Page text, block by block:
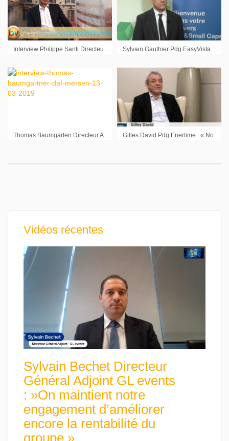
Interview Philippe Santi Directeur Général Délégué Interparfums : « Pas de précipitation dans les acquisitions » Sylvain Gauthier Pdg EasyVista : « Notre objectif c’est la croissance »
Vidéos récentes
Sylvain Bechet Directeur
Général Adjoint GL events
: »On maintient notre
engagement d’améliorer
encore la rentabilité du